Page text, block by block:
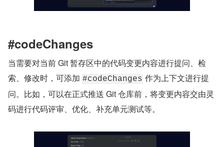
#codeChanges
当需要对当前 Git 暂存区中的代码变更内容进行提问、检
索、修改时，可添加 #codeChanges 作为上下文进行提
问。比如，可以在正式推送 Git 仓库前，将变更内容交由灵
码进行代码评审、优化、补充单元测试等。